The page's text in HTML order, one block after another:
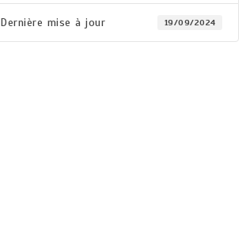
Dernière mise à jour 19/09/2024